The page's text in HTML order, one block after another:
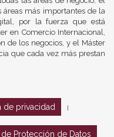
áreas más importantes de la
por la fuerza que está
en Comercio Internacional,
de los negocios, y el Máster
que cada vez más prestan
de privacidad
de Protección de Datos